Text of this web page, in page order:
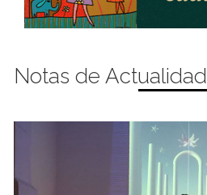
Notas de Actualidad